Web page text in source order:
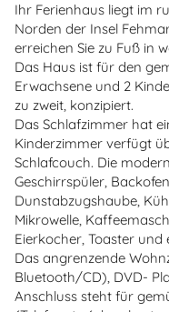
Ihr Ferienhaus liegt im
Norden der Insel
erreichen Sie zu Fuß in
Das Haus ist für den
Erwachsene und 2
zu zweit, konzipiert.
Das Schlafzimmer hat
Kinderzimmer verfügt
Schlafcouch. Die
Geschirrspüler,
Dunstabzugshaube,
Mikrowelle,
Eierkocher, Toaster und
Das angrenzende
Bluetooth/CD), DVD-
Anschluss steht für